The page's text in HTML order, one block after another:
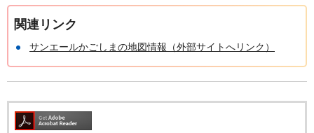
関連リンク
サンエールかごしまの地図情報（外部サイトへリンク）